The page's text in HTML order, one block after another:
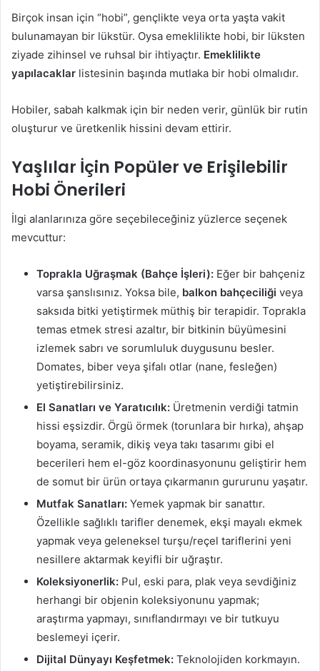
Birçok insan için “hobi”, gençlikte veya orta yaşta vakit
bulunamayan bir lükstür. Oysa emeklilikte hobi, bir lüksten
ziyade zihinsel ve ruhsal bir ihtiyaçtır. Emeklilikte
yapılacaklar listesinin başında mutlaka bir hobi olmalıdır.
Hobiler, sabah kalkmak için bir neden verir, günlük bir rutin
oluşturur ve üretkenlik hissini devam ettirir.
Yaşlılar İçin Popüler ve Erişilebilir
Hobi Önerileri
İlgi alanlarınıza göre seçebileceğiniz yüzlerce seçenek
mevcuttur:
Toprakla Uğraşmak (Bahçe İşleri): Eğer bir bahçeniz
varsa şanslısınız. Yoksa bile, balkon bahçeciliği veya
saksıda bitki yetiştirmek müthiş bir terapidir. Toprakla
temas etmek stresi azaltır, bir bitkinin büyümesini
izlemek sabrı ve sorumluluk duygusunu besler.
Domates, biber veya şifalı otlar (nane, fesleğen)
yetiştirebilirsiniz.
El Sanatları ve Yaratıcılık: Üretmenin verdiği tatmin
hissi eşsizdir. Örgü örmek (torunlara bir hırka), ahşap
boyama, seramik, dikiş veya takı tasarımı gibi el
becerileri hem el-göz koordinasyonunu geliştirir hem
de somut bir ürün ortaya çıkarmanın gururunu yaşatır.
Mutfak Sanatları: Yemek yapmak bir sanattır.
Özellikle sağlıklı tarifler denemek, ekşi mayalı ekmek
yapmak veya geleneksel turşu/reçel tariflerini yeni
nesillere aktarmak keyifli bir uğraştır.
Koleksiyonerlik: Pul, eski para, plak veya sevdiğiniz
herhangi bir objenin koleksiyonunu yapmak;
araştırma yapmayı, sınıflandırmayı ve bir tutkuyu
beslemeyi içerir.
Dijital Dünyayı Keşfetmek: Teknolojiden korkmayın.